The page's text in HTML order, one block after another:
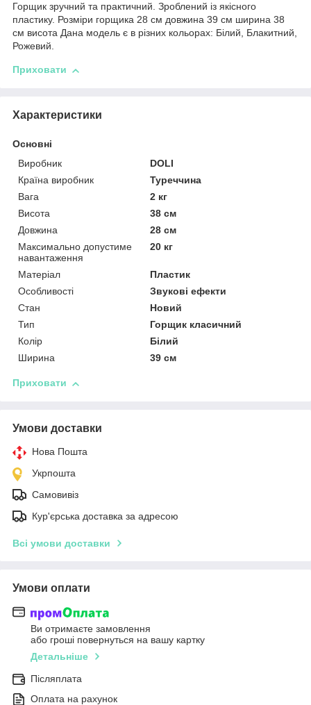
Горщик зручний та практичний. Зроблений із якісного
пластику. Розміри горщика 28 см довжина 39 см ширина 38
см висота Дана модель є в різних кольорах: Білий, Блакитний,
Рожевий.
Приховати
Характеристики
Основні
Виробник
DOLI
Країна виробник
Туреччина
Вага
2 кг
Висота
38 см
Довжина
28 см
Максимально допустиме
навантаження
20 кг
Матеріал
Пластик
Особливості
Звукові ефекти
Стан
Новий
Тип
Горщик класичний
Колір
Білий
Ширина
39 см
Приховати
Умови доставки
Нова Пошта
Укрпошта
Самовивіз
Кур'єрська доставка за адресою
Всі умови доставки
Умови оплати
Ви отримаєте замовлення
або гроші повернуться на вашу картку
Детальніше
Післяплата
Оплата на рахунок